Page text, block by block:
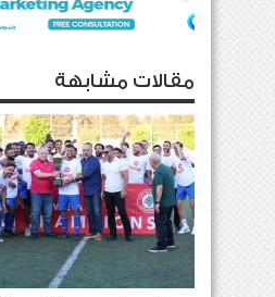
مقالات مشابهة